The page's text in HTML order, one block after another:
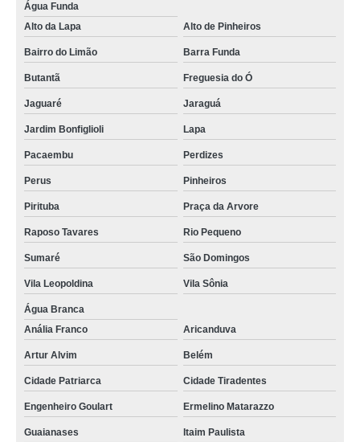
Água Funda
Alto da Lapa
Alto de Pinheiros
Bairro do Limão Barra Funda
Butantã Freguesia do Ó
Jaguaré Jaraguá
Jardim Bonfiglioli Lapa
Pacaembu Perdizes
Perus Pinheiros
Pirituba Praça da Arvore
Raposo Tavares Rio Pequeno
Sumaré São Domingos
Vila Leopoldina Vila Sônia
Água Branca
Anália Franco
Aricanduva
Artur Alvim Belém
Cidade Patriarca Cidade Tiradentes
Engenheiro Goulart Ermelino Matarazzo
Guaianases Itaim Paulista